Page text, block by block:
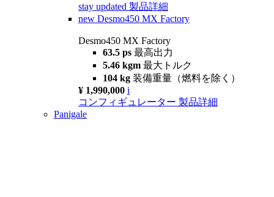
stay updated 製品詳細
new Desmo450 MX Factory
Desmo450 MX Factory
63.5 ps 最高出力
5.46 kgm 最大トルク
104 kg 装備重量（燃料を除く）
¥ 1,990,000 i
コンフィギュレーター 製品詳細
Panigale